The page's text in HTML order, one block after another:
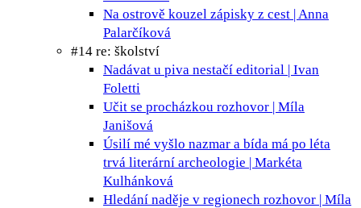
Na ostrově kouzel zápisky z cest | Anna
Palarčíková
#14 re: školství
Nadávat u piva nestačí editorial | Ivan
Foletti
Učit se procházkou rozhovor | Míla
Janišová
Úsilí mé vyšlo nazmar a bída má po léta
trvá literární archeologie | Markéta
Kulhánková
Hledání naděje v regionech rozhovor | Míla